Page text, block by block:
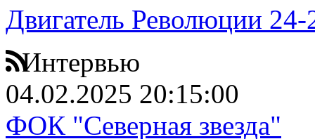
Двигатель Революции 24-
Интервью
04.02.2025 20:15:00
ФОК "Северная звезда"